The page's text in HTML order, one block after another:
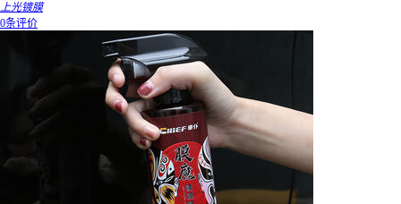
上光镀膜
0条评价